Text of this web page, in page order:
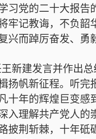
习党的二十大报告
牢记教诲，不负韶
兴而踔厉奋发、勇
新建发言并作出
扬帆新征程。听完
十年的辉煌巨变感
入理解共产党人的
披荆斩棘，十年砥